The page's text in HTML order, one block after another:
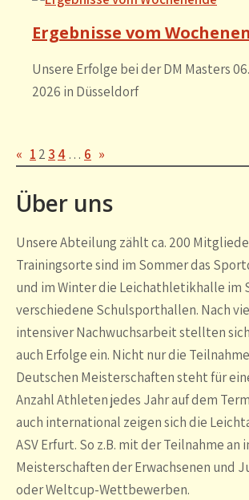
Ergebnisse vom
Unsere Erfolge bei der DM Masters
2026 in Düsseldorf
« 1 2 3 4 … 6 »
Über uns
Unsere Abteilung zählt ca. 200
Trainingsorte sind im Sommer das
und im Winter die Leichathletikhalle im
verschiedene Schulsporthallen. Nach
intensiver Nachwuchsarbeit stellten
auch Erfolge ein. Nicht nur die
Deutschen Meisterschaften steht für
Anzahl Athleten jedes Jahr auf dem
auch international zeigen sich die
ASV Erfurt. So z.B. mit der Teilnahme
Meisterschaften der Erwachsenen und
oder Weltcup-Wettbewerben.